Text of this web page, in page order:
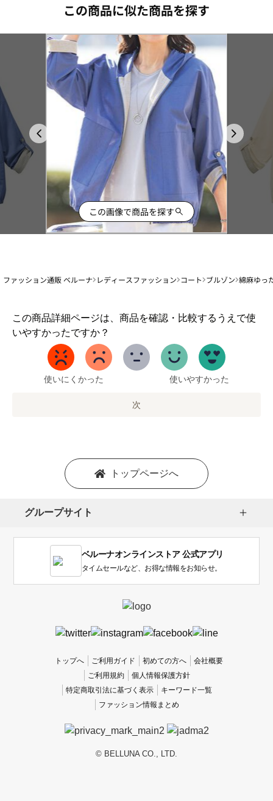
この商品に似た商品を探す
この画像で商品を探す
ファッション通販 ベルーナ レディースファッション コート ブルゾン 綿麻ゆっ
この商品詳細ページは、商品を確認・比較するうえで使
いやすかったですか？
1
か
い
使いにくかった 使いやすかった
次
トップページへ
グループサイト
ベルーナオンラインストア 公式アプリ
タイムセールなど、お得な情報をお知らせ。
トップへ ご利用ガイド 初めての方へ
会社概要
ご利用規約
個人情報保護方針
特定商取引法に基づく表示
キーワード一覧
ファッション情報まとめ
© BELLUNA CO., LTD.